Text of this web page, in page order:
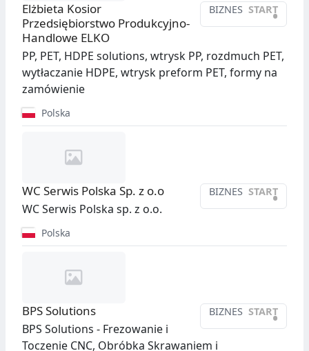
BIZNES START
•
Elżbieta Kosior
Przedsiębiorstwo Produkcyjno-
Handlowe ELKO
PP, PET, HDPE solutions, wtrysk PP, rozdmuch PET,
wytłaczanie HDPE, wtrysk preform PET, formy na
zamówienie
Polska
BIZNES START
•
WC Serwis Polska Sp. z o.o
WC Serwis Polska sp. z o.o.
Polska
BIZNES START
•
BPS Solutions
BPS Solutions - Frezowanie i
Toczenie CNC, Obróbka Skrawaniem i